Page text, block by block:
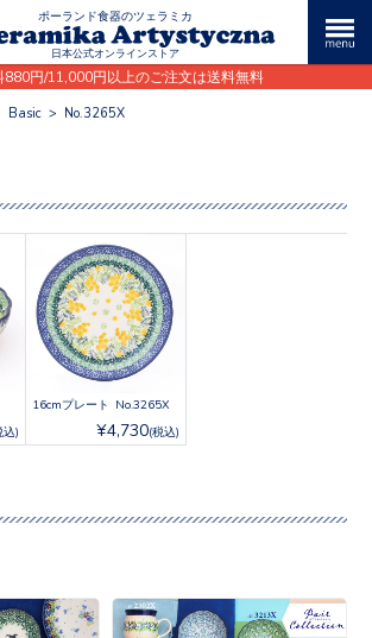
ポーランド食器のツェラミカ
日本公式オンラインストア
880円/11,000円以上のご注文は送料無料
Basic > No.3265X
込)
16cmプレート No.3265X
¥4,730(税込)